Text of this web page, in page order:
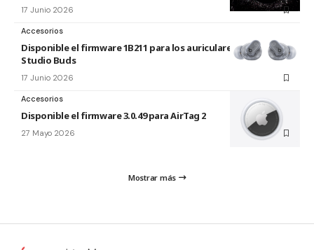
17 Junio 2026
Accesorios
Disponible el firmware 1B211 para los auriculares Beats
Studio Buds
17 Junio 2026
Accesorios
Disponible el firmware 3.0.49 para AirTag 2
27 Mayo 2026
Mostrar más